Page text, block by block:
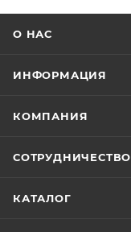
О НАС
ИНФОРМАЦИЯ
КОМПАНИЯ
СОТРУДНИЧЕСТВО
КАТАЛОГ